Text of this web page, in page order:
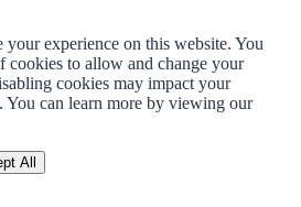
your experience on this website. You
cookies to allow and change your
cookies may impact your
You can learn more by viewing our
All